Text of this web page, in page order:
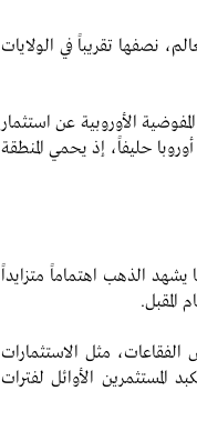
عددها بحوالي 12 ألف مركز حول العالم، نصفها تقريباً في الولايات
الأوروبية عن استثمار
حليفاً، إذ يحمي المنطقة
الذهب اهتماماً متزايداً
مثل الاستثمارات
الأوائل لفترات